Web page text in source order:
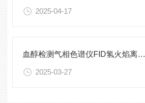
2025-04-17
血醇检测气相色谱仪FID氢火焰离子化检测器使用注意事项
2025-03-27